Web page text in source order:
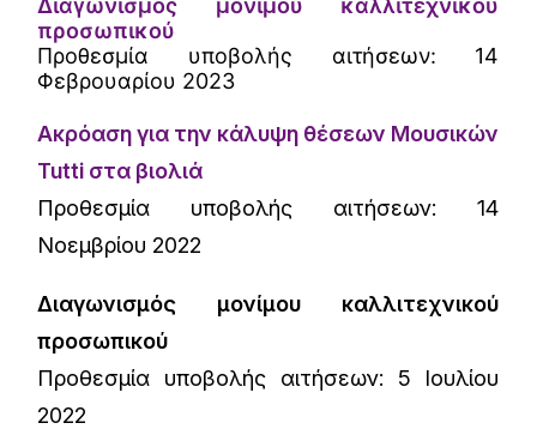
Διαγωνισμός μονίμου καλλιτεχνικού
προσωπικού
Προθεσμία υποβολής αιτήσεων: 14
Φεβρουαρίου 2023
Ακρόαση για την κάλυψη θέσεων Μουσικών
Tutti στα βιολιά
Προθεσμία υποβολής αιτήσεων: 14
Νοεμβρίου 2022
Διαγωνισμός μονίμου καλλιτεχνικού
προσωπικού
Προθεσμία υποβολής αιτήσεων: 5 Ιουλίου
2022